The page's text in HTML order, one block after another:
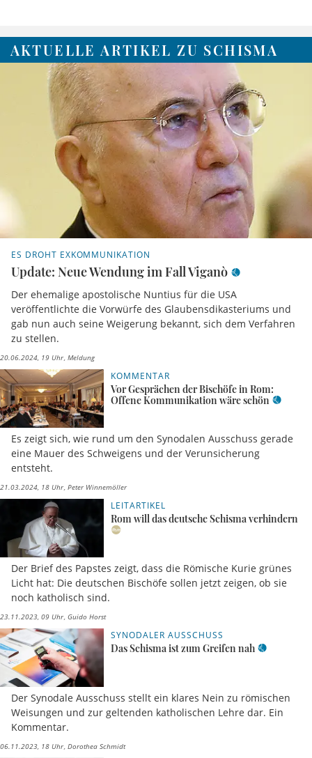
AKTUELLE ARTIKEL ZU SCHISMA
ES DROHT EXKOMMUNIKATION
Update: Neue Wendung im Fall Viganò
Der ehemalige apostolische Nuntius für die USA
veröffentlichte die Vorwürfe des Glaubensdikasteriums und
gab nun auch seine Weigerung bekannt, sich dem Verfahren
zu stellen.
20.06.2024, 19 Uhr Meldung
KOMMENTAR
Vor Gesprächen der Bischöfe in Rom:
Offene Kommunikation wäre schön
Es zeigt sich, wie rund um den Synodalen Ausschuss gerade
eine Mauer des Schweigens und der Verunsicherung
entsteht.
21.03.2024, 18 Uhr Peter Winnemöller
LEITARTIKEL
Rom will das deutsche Schisma verhindern
Der Brief des Papstes zeigt, dass die Römische Kurie grünes
Licht hat: Die deutschen Bischöfe sollen jetzt zeigen, ob sie
noch katholisch sind.
23.11.2023, 09 Uhr Guido Horst
SYNODALER AUSSCHUSS
Das Schisma ist zum Greifen nah
Der Synodale Ausschuss stellt ein klares Nein zu römischen
Weisungen und zur geltenden katholischen Lehre dar. Ein
Kommentar.
06.11.2023, 18 Uhr Dorothea Schmidt